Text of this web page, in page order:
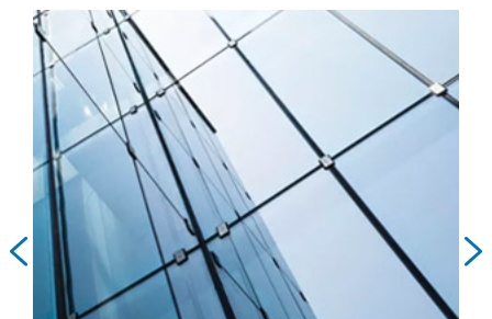
 